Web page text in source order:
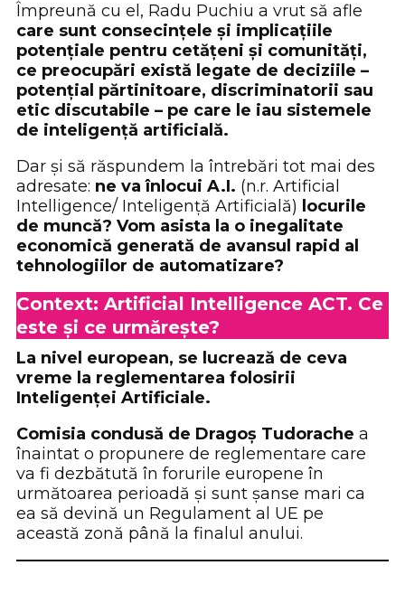
Împreună cu el, Radu Puchiu a vrut să afle
care sunt consecințele și implicațiile
potențiale pentru cetățeni și comunități,
ce preocupări există legate de deciziile –
potențial părtinitoare, discriminatorii sau
etic discutabile – pe care le iau sistemele
de inteligență artificială.
Dar și să răspundem la întrebări tot mai des
adresate: ne va înlocui A.I. (n.r. Artificial
Intelligence/ Inteligență Artificială) locurile
de muncă? Vom asista la o inegalitate
economică generată de avansul rapid al
tehnologiilor de automatizare?
Context: Artificial Intelligence ACT. Ce
este și ce urmărește?
La nivel european, se lucrează de ceva
vreme la reglementarea folosirii
Inteligenței Artificiale.
Comisia condusă de Dragoș Tudorache a
înaintat o propunere de reglementare care
va fi dezbătută în forurile europene în
următoarea perioadă și sunt șanse mari ca
ea să devină un Regulament al UE pe
această zonă până la finalul anului.